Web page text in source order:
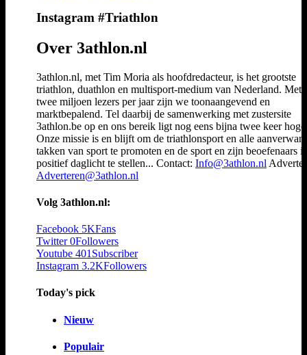
Instagram #Triathlon
Over 3athlon.nl
3athlon.nl, met Tim Moria als hoofdredacteur, is het grootste
triathlon, duathlon en multisport-medium van Nederland. Met
twee miljoen lezers per jaar zijn we toonaangevend en
marktbepalend. Tel daarbij de samenwerking met zustersite
3athlon.be op en ons bereik ligt nog eens bijna twee keer
Onze missie is en blijft om de triathlonsport en alle
takken van sport te promoten en de sport en zijn beoefenaars
positief daglicht te stellen... Contact: Info@3athlon.nl
Adverteren@3athlon.nl
Volg 3athlon.nl:
Facebook 5KFans
Twitter 0Followers
Youtube 401 Subscriber
Instagram 3.2KFollowers
Today's pick
Nieuw
Populair